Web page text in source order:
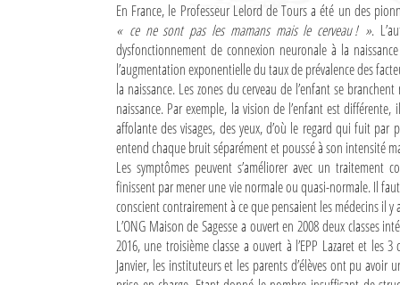
Le Nord de Madagascar
En France, le Professeur Lelord de Tours a été un des
« ce ne sont pas les mamans mais le cerveau ! ».
dysfonctionnement de connexion neuronale à la
l’augmentation exponentielle du taux de prévalence des
la naissance. Les zones du cerveau de l’enfant se
naissance. Par exemple, la vision de l’enfant est
affolante des visages, des yeux, d’où le regard qui fuit par
entend chaque bruit séparément et poussé à son intensité
Les symptômes peuvent s’améliorer avec un traitement
finissent par mener une vie normale ou quasi-normale. Il
conscient contrairement à ce que pensaient les médecins il
L’ONG Maison de Sagesse a ouvert en 2008 deux classes
2016, une troisième classe a ouvert à l’EPP Lazaret et les
Janvier, les instituteurs et les parents d’élèves ont pu